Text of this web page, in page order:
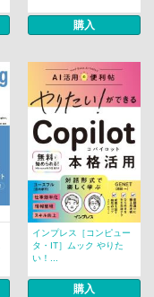
購入
インプレス［コンピュー
タ・IT］ムック やりた
い！...
購入